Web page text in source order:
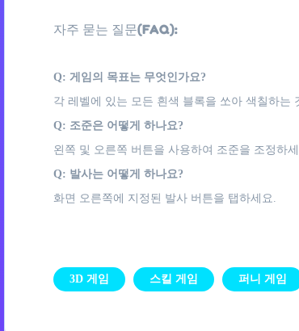
자주 묻는 질문(FAQ):
Q: 게임의 목표는 무엇인가요?
각 레벨에 있는 모든 흰색 블록을 쏘아 색칠하는
Q: 조준은 어떻게 하나요?
왼쪽 및 오른쪽 버튼을 사용하여 조준을 조정하
Q: 발사는 어떻게 하나요?
화면 오른쪽에 지정된 발사 버튼을 탭하세요.
3D 게임 스킬 게임 퍼니 게임